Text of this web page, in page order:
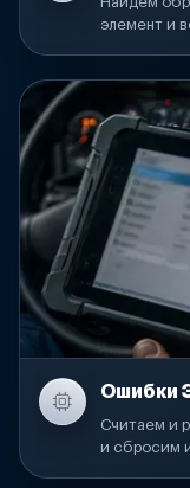
элемент и
Ошибки
Считаем и
и сбросим